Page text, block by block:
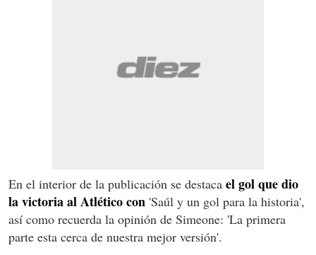
En el interior de la publicación se destaca el gol que dio
la victoria al Atlético con 'Saúl y un gol para la historia',
así como recuerda la opinión de Simeone: 'La primera
parte esta cerca de nuestra mejor versión'.